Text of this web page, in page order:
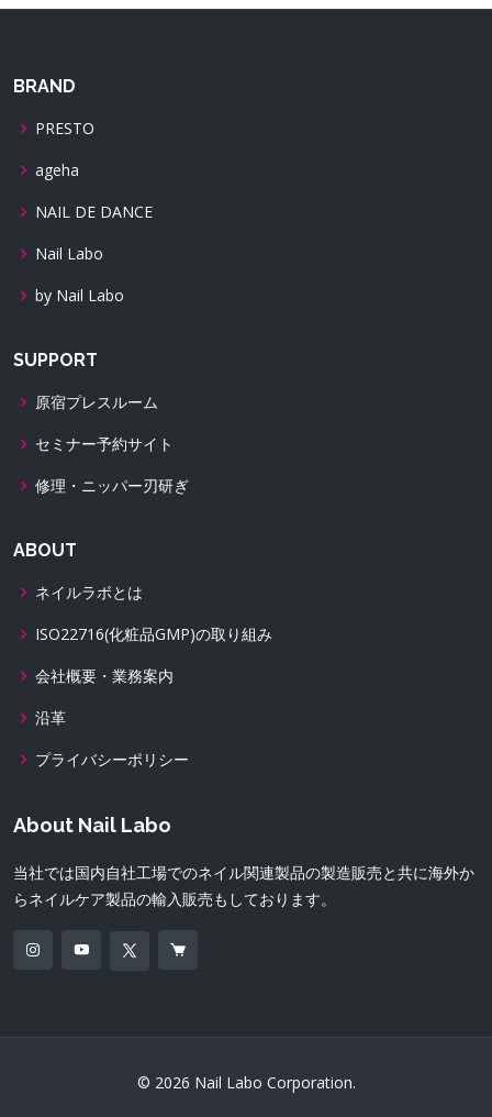
BRAND
PRESTO
ageha
NAIL DE DANCE
Nail Labo
by Nail Labo
SUPPORT
原宿プレスルーム
セミナー予約サイト
修理・ニッパー刃研ぎ
ABOUT
ネイルラボとは
ISO22716(化粧品GMP)の取り組み
会社概要・業務案内
沿革
プライバシーポリシー
About Nail Labo
当社では国内自社工場でのネイル関連製品の製造販売と共に海外か
らネイルケア製品の輸入販売もしております。
© 2026 Nail Labo Corporation.